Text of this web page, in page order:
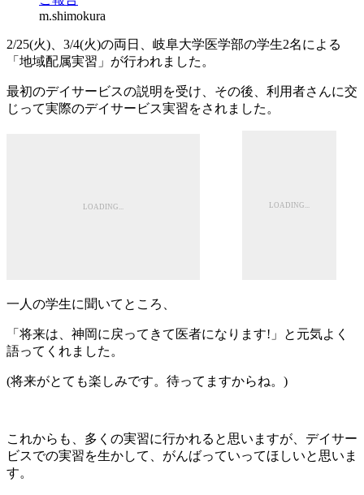
m.shimokura
2/25(火)、3/4(火)の両日、岐阜大学医学部の学生2名による
「地域配属実習」が行われました。
最初のデイサービスの説明を受け、その後、利用者さんに交
じって実際のデイサービス実習をされました。
一人の学生に聞いてところ、
「将来は、神岡に戻ってきて医者になります!」と元気よく
語ってくれました。
(将来がとても楽しみです。待ってますからね。)
これからも、多くの実習に行かれると思いますが、デイサー
ビスでの実習を生かして、がんばっていってほしいと思いま
す。